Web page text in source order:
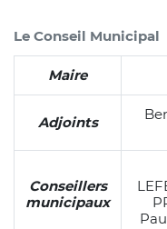
Le Conseil Municipal
Maire
Adjoints
Conseillers
municipaux